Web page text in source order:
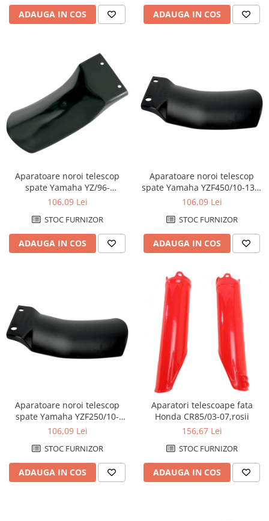
ADAUGA IN COS ADAUGA IN COS
Aparatoare noroi telescop
spate Yamaha YZ/96-
11=YZF/98-09=WRF/98-11
106,09 Lei
STOC FURNIZOR
ADAUGA IN COS
Aparatoare noroi telescop
spate Yamaha YZF450/10-13 =
YZF250/14-18
106,09 Lei
STOC FURNIZOR
ADAUGA IN COS
Aparatoare noroi telescop
spate Yamaha YZF250/10-
13=YZF450/14-1
106,09 Lei
STOC FURNIZOR
ADAUGA IN COS
Aparatori telescoape fata
Honda CR85/03-07,rosii
156,67 Lei
STOC FURNIZOR
ADAUGA IN COS